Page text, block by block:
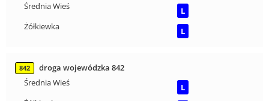
Średnia Wieś
L
Żółkiewka
L
842
droga wojewódzka 842
Średnia Wieś
L